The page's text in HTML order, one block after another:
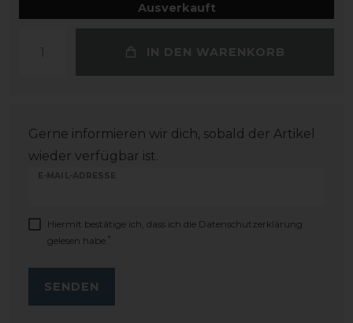
Ausverkauft
IN DEN WARENKORB
Gerne informieren wir dich, sobald der Artikel
wieder verfügbar ist.
E-MAIL-ADRESSE
Hiermit bestätige ich, dass ich die Daten­schutz­erklärung
gelesen habe. *
SENDEN